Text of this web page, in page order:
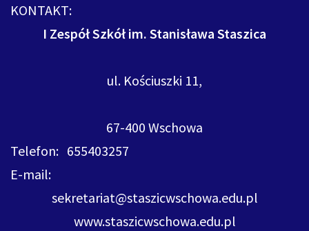
KONTAKT:
I Zespół Szkół im. Stanisława Staszica
ul. Kościuszki 11,
67-400 Wschowa
Telefon: 655403257
E-mail:
sekretariat@staszicwschowa.edu.pl
www.staszicwschowa.edu.pl